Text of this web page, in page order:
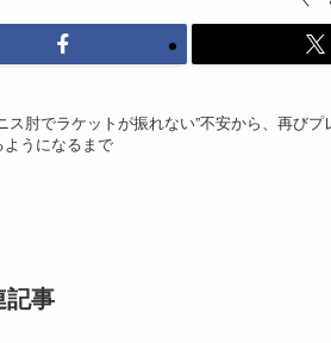
ス肘でラケットが振れない”不安から、再びプ
ようになるまで
記事